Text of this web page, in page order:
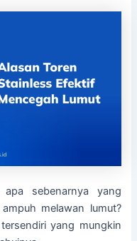
sebenarnya yang
melawan lumut?
yang mungkin